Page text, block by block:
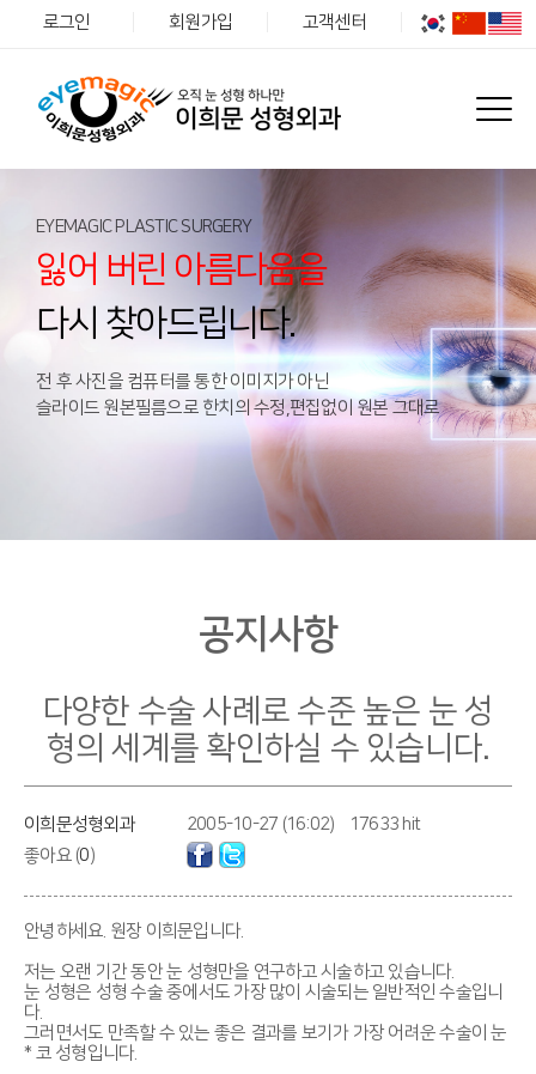
로그인 회원가입 고객센터
EYEMAGIC PLASTIC SURGERY
잃어 버린 아름다움을
다시 찾아드립니다.
전 후 사진을 컴퓨터를 통한 이미지가 아닌
슬라이드 원본필름으로 한치의 수정,편집없이 원본 그대로
공지사항
다양한 수술 사례로 수준 높은 눈 성
형의 세계를 확인하실 수 있습니다.
이희문성형외과 2005-10-27 (16:02)
17633 hit
좋아요 (0)
안녕하세요. 원장 이희문입니다.
저는 오랜 기간 동안 눈 성형만을 연구하고 시술하고 있습니다.
눈 성형은 성형 수술 중에서도 가장 많이 시술되는 일반적인 수술입니
다.
그러면서도 만족할 수 있는 좋은 결과를 보기가 가장 어려운 수술이 눈
* 코 성형입니다.